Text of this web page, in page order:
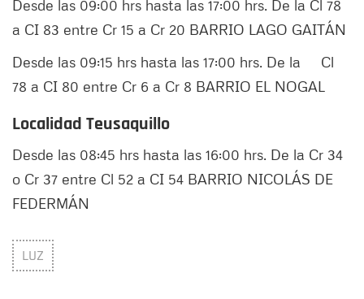
Desde las 09:00 hrs hasta las 17:00 hrs. De la Cl 78
a CI 83 entre Cr 15 a Cr 20 BARRIO LAGO GAITÁN
Desde las 09:15 hrs hasta las 17:00 hrs. De la Cl
78 a CI 80 entre Cr 6 a Cr 8 BARRIO EL NOGAL
Localidad Teusaquillo
Desde las 08:45 hrs hasta las 16:00 hrs. De la Cr 34
o Cr 37 entre Cl 52 a CI 54 BARRIO NICOLÁS DE
FEDERMÁN
LUZ